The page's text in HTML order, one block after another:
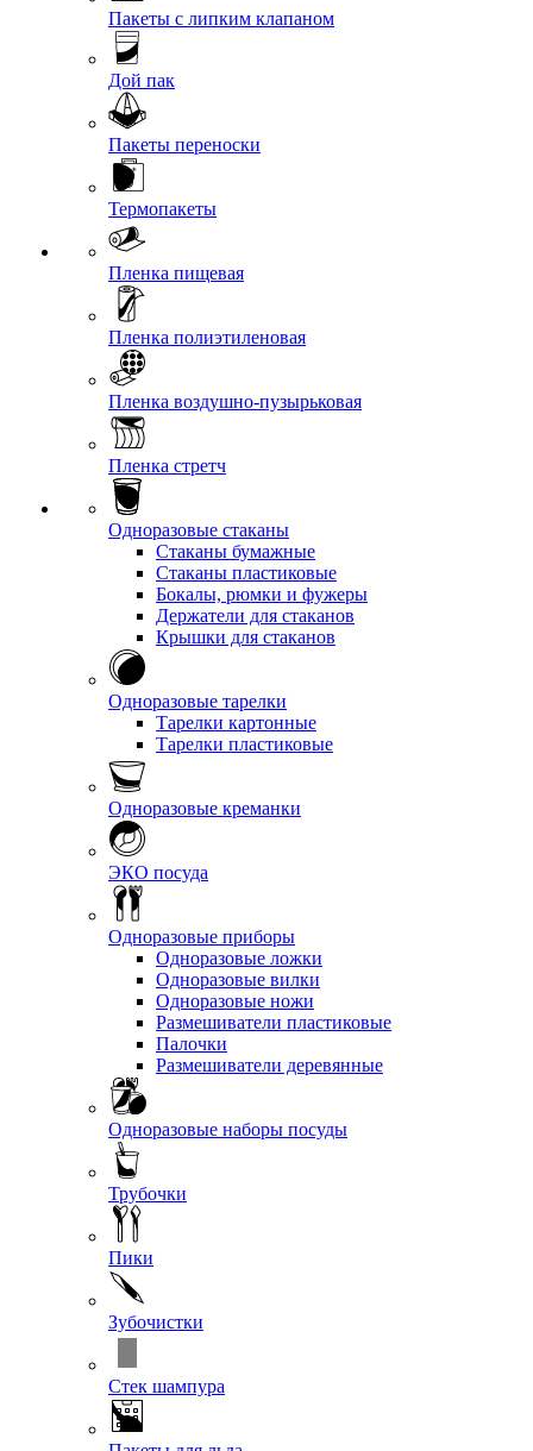
Пакеты с липким клапаном
Дой пак
Пакеты переноски
Термопакеты
Пленка пищевая
Пленка полиэтиленовая
Пленка воздушно-пузырьковая
Пленка стретч
Одноразовые стаканы
Стаканы бумажные
Стаканы пластиковые
Бокалы, рюмки и фужеры
Держатели для стаканов
Крышки для стаканов
Одноразовые тарелки
Тарелки картонные
Тарелки пластиковые
Одноразовые креманки
ЭКО посуда
Одноразовые приборы
Одноразовые ложки
Одноразовые вилки
Одноразовые ножи
Размешиватели пластиковые
Палочки
Размешиватели деревянные
Одноразовые наборы посуды
Трубочки
Пики
Зубочистки
Стек шампура